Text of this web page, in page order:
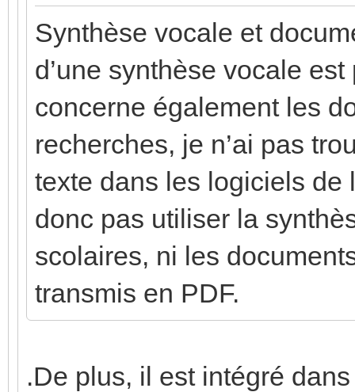
Synthèse vocale et
d’une synthèse vocale
concerne également les
recherches, je n’ai pas
texte dans les logiciels de
donc pas utiliser la
scolaires, ni les
transmis en PDF.
.De plus, il est intégré